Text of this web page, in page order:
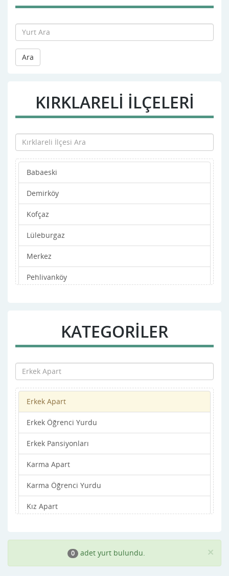
Ara
KIRKLARELI İLÇELERİ
Babaeski
Demirköy
Kofçaz
Lüleburgaz
Merkez
Pehlivanköy
KATEGORİLER
Erkek Apart
Erkek Öğrenci Yurdu
Erkek Pansiyonları
Karma Apart
Karma Öğrenci Yurdu
Kız Apart
Kız Pansiyonları ×
0 adet yurt bulundu.